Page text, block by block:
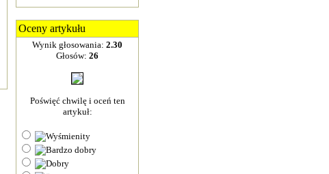
Oceny artykułu
Wynik głosowania: 2.30
Głosów: 26
Poświęć chwilę i oceń ten
artykuł: